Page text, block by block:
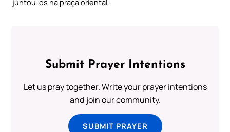
juntou-os na praça oriental.
Submit Prayer Intentions
Let us pray together. Write your prayer intentions
and join our community.
SUBMIT PRAYER